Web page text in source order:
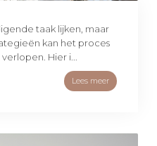
taak lijken, maar
kan het proces
Hier i...
Lees meer